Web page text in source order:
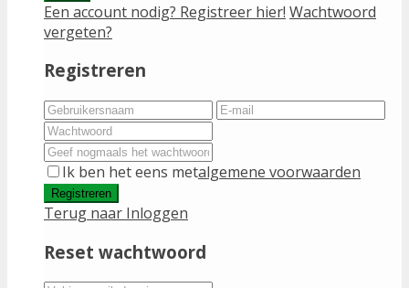
Een account nodig? Registreer hier! Wachtwoord
vergeten?
Registreren
Ik ben het eens metalgemene voorwaarden
Registreren
Terug naar Inloggen
Reset wachtwoord